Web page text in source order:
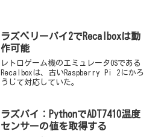
ラズベリーパイ2でRecalboxは動
作可能
レトロゲーム機のエミュレータOSである
Recalboxは、古いRaspberry Pi 2にかろ
うじて対応していた。
ラズパイ：PythonでADT7410温度
センサーの値を取得する